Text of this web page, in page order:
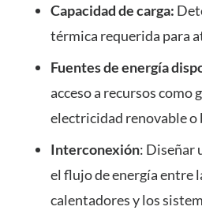
Capacidad de carga:
térmica requerida para
Fuentes de energía
acceso a recursos como
electricidad renovable o
Interconexión: Diseñar
el flujo de energía entre
calentadores y los